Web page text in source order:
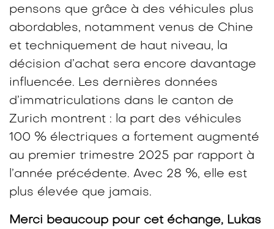
pensons que grâce à des véhicules plus
abordables, notamment venus de Chine
et techniquement de haut niveau, la
décision d’achat sera encore davantage
influencée. Les dernières données
d’immatriculations dans le canton de
Zurich montrent : la part des véhicules
100 % électriques a fortement augmenté
au premier trimestre 2025 par rapport à
l’année précédente. Avec 28 %, elle est
plus élevée que jamais.
Merci beaucoup pour cet échange, Lukas